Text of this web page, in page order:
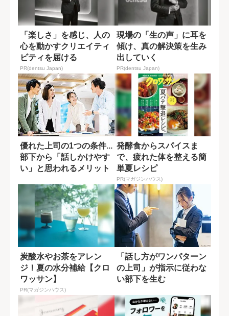
「楽しさ」を感じ、人の
心を動かすクリエイティ
ビティを届ける
PR(dentsu Japan)
現場の「生の声」に耳を
傾け、真の解決策を生み
出していく
PR(dentsu Japan)
優れた上司の1つの条件...
部下から「話しかけやす
い」と思われるメリット
発酵食からスパイスま
で、疲れた体を整える簡
単夏レシピ
PR(マガジンハウス)
炭酸水やお茶をアレン
ジ！夏の水分補給【クロ
ワッサン】
PR(マガジンハウス)
「話し方がワンパターン
の上司」が指示に従わな
い部下を生む